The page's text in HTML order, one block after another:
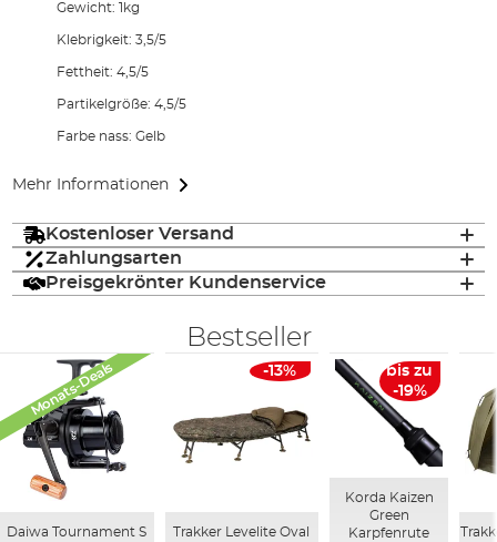
Gewicht: 1kg
Klebrigkeit: 3,5/5
Fettheit: 4,5/5
Partikelgröße: 4,5/5
Farbe nass: Gelb
Mehr Informationen
Kostenloser Versand
Zahlungsarten
Preisgekrönter Kundenservice
Bestseller
Monats-Deals
Daiwa Tournament S
-13%
Trakker Levelite Oval
bis zu
-19%
Korda Kaizen
Green
Karpfenrute